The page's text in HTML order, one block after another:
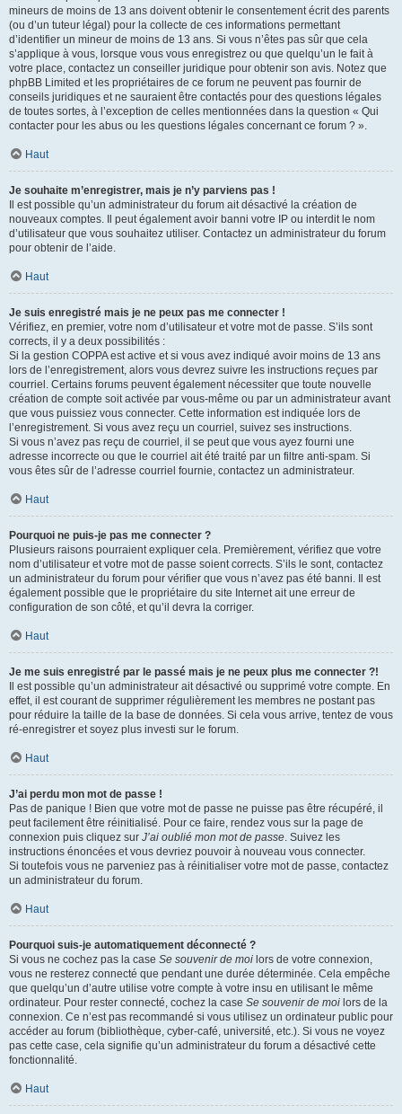
mineurs de moins de 13 ans doivent obtenir le consentement écrit des parents
(ou d’un tuteur légal) pour la collecte de ces informations permettant
d’identifier un mineur de moins de 13 ans. Si vous n’êtes pas sûr que cela
s’applique à vous, lorsque vous vous enregistrez ou que quelqu’un le fait à
votre place, contactez un conseiller juridique pour obtenir son avis. Notez que
phpBB Limited et les propriétaires de ce forum ne peuvent pas fournir de
conseils juridiques et ne sauraient être contactés pour des questions légales
de toutes sortes, à l’exception de celles mentionnées dans la question « Qui
contacter pour les abus ou les questions légales concernant ce forum ? ».
Haut
Je souhaite m’enregistrer, mais je n’y parviens pas !
Il est possible qu’un administrateur du forum ait désactivé la création de
nouveaux comptes. Il peut également avoir banni votre IP ou interdit le nom
d’utilisateur que vous souhaitez utiliser. Contactez un administrateur du forum
pour obtenir de l’aide.
Haut
Je suis enregistré mais je ne peux pas me connecter !
Vérifiez, en premier, votre nom d’utilisateur et votre mot de passe. S’ils sont
corrects, il y a deux possibilités :
Si la gestion COPPA est active et si vous avez indiqué avoir moins de 13 ans
lors de l’enregistrement, alors vous devrez suivre les instructions reçues par
courriel. Certains forums peuvent également nécessiter que toute nouvelle
création de compte soit activée par vous-même ou par un administrateur avant
que vous puissiez vous connecter. Cette information est indiquée lors de
l’enregistrement. Si vous avez reçu un courriel, suivez ses instructions.
Si vous n’avez pas reçu de courriel, il se peut que vous ayez fourni une
adresse incorrecte ou que le courriel ait été traité par un filtre anti-spam. Si
vous êtes sûr de l’adresse courriel fournie, contactez un administrateur.
Haut
Pourquoi ne puis-je pas me connecter ?
Plusieurs raisons pourraient expliquer cela. Premièrement, vérifiez que votre
nom d’utilisateur et votre mot de passe soient corrects. S’ils le sont, contactez
un administrateur du forum pour vérifier que vous n’avez pas été banni. Il est
également possible que le propriétaire du site Internet ait une erreur de
configuration de son côté, et qu’il devra la corriger.
Haut
Je me suis enregistré par le passé mais je ne peux plus me connecter ?!
Il est possible qu’un administrateur ait désactivé ou supprimé votre compte. En
effet, il est courant de supprimer régulièrement les membres ne postant pas
pour réduire la taille de la base de données. Si cela vous arrive, tentez de vous
ré-enregistrer et soyez plus investi sur le forum.
Haut
J’ai perdu mon mot de passe !
Pas de panique ! Bien que votre mot de passe ne puisse pas être récupéré, il
peut facilement être réinitialisé. Pour ce faire, rendez vous sur la page de
connexion puis cliquez sur J’ai oublié mon mot de passe. Suivez les
instructions énoncées et vous devriez pouvoir à nouveau vous connecter.
Si toutefois vous ne parveniez pas à réinitialiser votre mot de passe, contactez
un administrateur du forum.
Haut
Pourquoi suis-je automatiquement déconnecté ?
Si vous ne cochez pas la case Se souvenir de moi lors de votre connexion,
vous ne resterez connecté que pendant une durée déterminée. Cela empêche
que quelqu’un d’autre utilise votre compte à votre insu en utilisant le même
ordinateur. Pour rester connecté, cochez la case Se souvenir de moi lors de la
connexion. Ce n’est pas recommandé si vous utilisez un ordinateur public pour
accéder au forum (bibliothèque, cyber-café, université, etc.). Si vous ne voyez
pas cette case, cela signifie qu’un administrateur du forum a désactivé cette
fonctionnalité.
Haut